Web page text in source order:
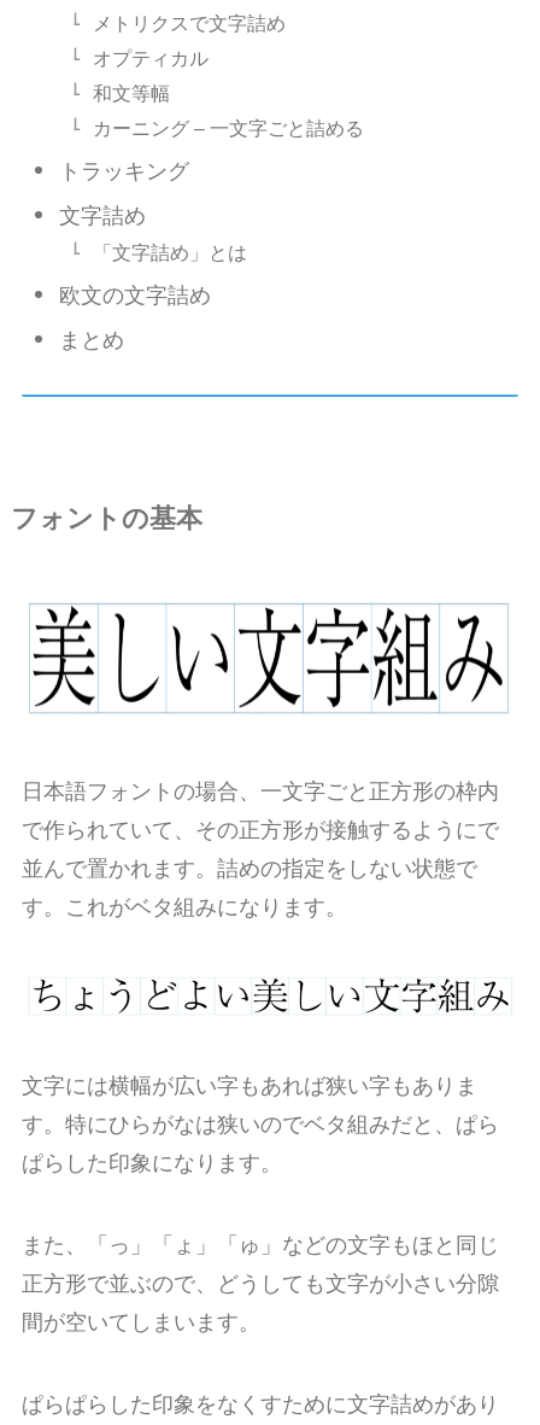
メトリクスで文字詰め
オプティカル
和文等幅
カーニング – 一文字ごと詰める
トラッキング
文字詰め
「文字詰め」とは
欧文の文字詰め
まとめ
フォントの基本
日本語フォントの場合、一文字ごと正方形の枠内
で作られていて、その正方形が接触するようにで
並んで置かれます。詰めの指定をしない状態で
す。これがベタ組みになります。
文字には横幅が広い字もあれば狭い字もありま
す。特にひらがなは狭いのでベタ組みだと、ぱら
ぱらした印象になります。
また、「っ」「ょ」「ゅ」などの文字もほと同じ
正方形で並ぶので、どうしても文字が小さい分隙
間が空いてしまいます。
ぱらぱらした印象をなくすために文字詰めがあり